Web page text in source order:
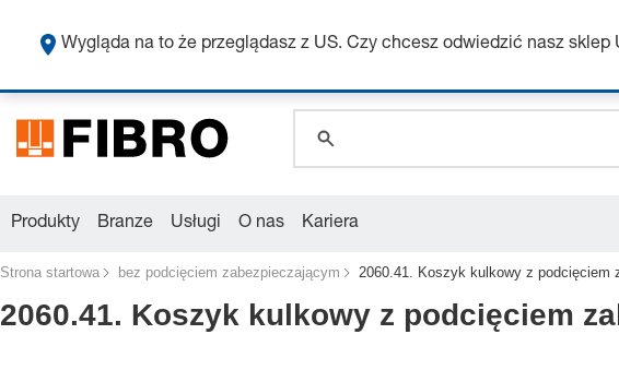
global.search.placeholder.name
global.search.placeholder.category
Produkty Branze Usługi O nas Kariera
Strona startowa bez podcięciem zabezpieczającym 2060.41. Koszyk kulkowy z podcięciem
2060.41. Koszyk kulkowy z podcięciem
Wygląda na to że przeglądasz z US. Czy chcesz odwiedzić nasz sklep